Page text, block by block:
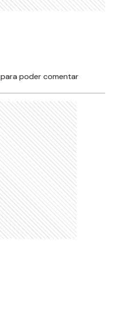
para poder comentar